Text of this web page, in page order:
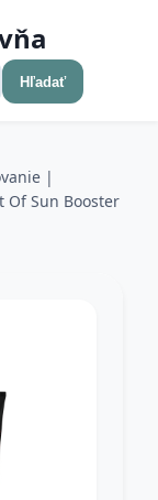
Hľadať
|
Of Sun Booster